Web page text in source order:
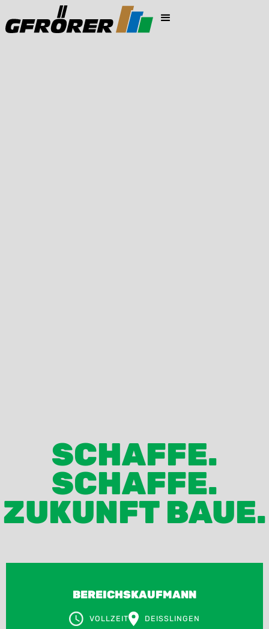
SCHAFFE.
SCHAFFE.
ZUKUNFT BAUE.
BEREICHSKAUFMANN
VOLLZEIT DEISSLINGEN